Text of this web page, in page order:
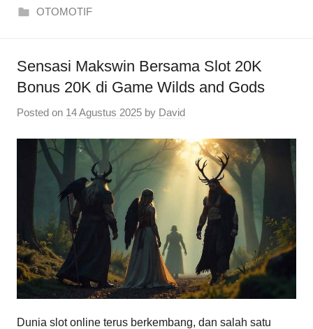
OTOMOTIF
Sensasi Makswin Bersama Slot 20K
Bonus 20K di Game Wilds and Gods
Posted on 14 Agustus 2025 by David
Dunia slot online terus berkembang, dan salah satu